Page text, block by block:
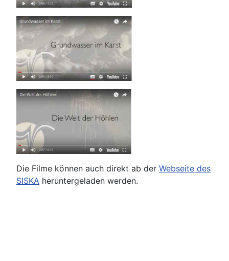
Die Filme können auch direkt ab der Webseite des
SISKA heruntergeladen werden.